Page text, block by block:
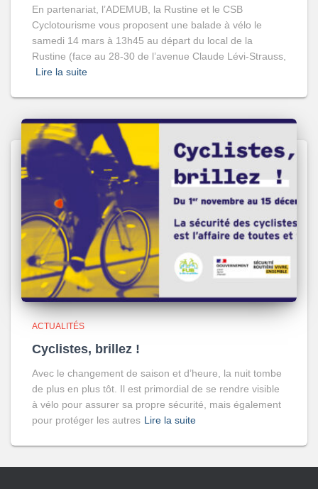
En partenariat, l’ADEMUB, la Rustine et le CSB
Cyclotourisme vous proposent une balade à vélo le
samedi 14 mars à 13h45 au départ du local de la
Rustine (face au 28-30 de l’avenue Claude Lévi-Strauss,
Lire la suite
ACTUALITÉS
Cyclistes, brillez !
Avec le changement de saison et d’heure, la nuit tombe
de plus en plus tôt. Il est primordial de se rendre visible
à vélo pour assurer sa propre sécurité, mais également
pour protéger les autres Lire la suite